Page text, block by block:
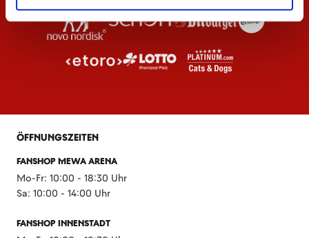
ÖFFNUNGSZEITEN
FANSHOP MEWA ARENA
Mo-Fr: 10:00 - 18:30 Uhr
Sa: 10:00 - 14:00 Uhr
FANSHOP INNENSTADT